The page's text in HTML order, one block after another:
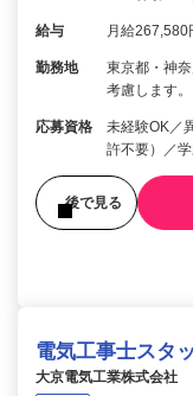
給与 月給
勤務地
東京都・神
考慮します。
応募資格
未経験OK／
許不要）／
後で見る
電気工事士スタ
大京電気工業株式会社